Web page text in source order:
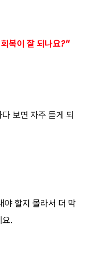
복이 잘 되나요?"
보면 자주 듣게 되
야 할지 몰라서 더 막
.